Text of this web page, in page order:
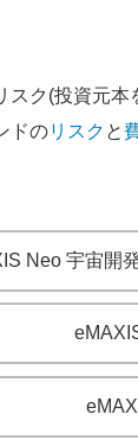
ク(投資元
ドのリスク と
Neo 宇宙開